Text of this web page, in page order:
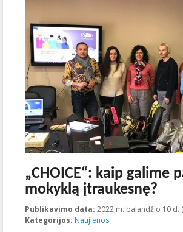
„CHOICE“: kaip galime
mokyklą įtraukesnę?
Publikavimo data: 2022 m. balandžio 10 d.
Kategorijos: Naujienos